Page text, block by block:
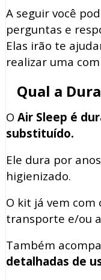
A seguir você
perguntas e
Elas irão te
realizar uma
Qual a
O Air Sleep é
substituído.
Ele dura por
higienizado.
O kit já vem com
transporte e/ou
Também
detalhadas de